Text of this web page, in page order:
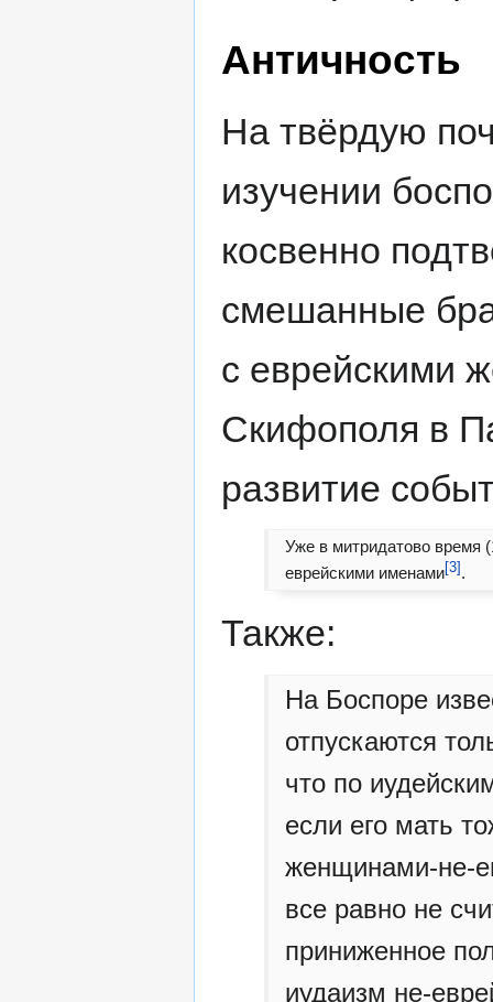
Античность
На твёрдую
изучении
косвенно
смешанные
с еврейскими
Скифополя в
развитие
Уже в митридатово время
еврейскими именами[3] .
Также:
На Боспоре
отпускаются
что по
если его мать
женщинами-не-
все равно не
приниженное
иудаизм не-